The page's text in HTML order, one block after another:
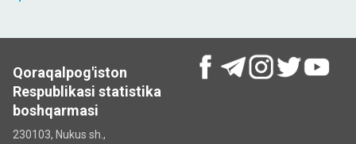
Qoraqalpog'iston
Respublikasi statistika
boshqarmasi
230103, Nukus sh.,